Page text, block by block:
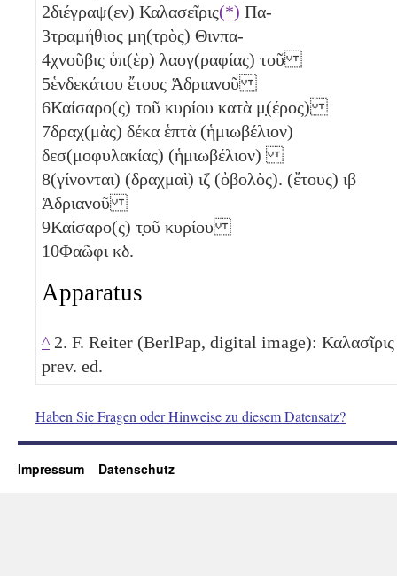
2διέγραψ(εν) Καλασεῖρις(*) Πα-
3τραμήθιος μη(τρὸς) Θινπα-
4χνοῦβις ὑπ(ὲρ) λαογ(ραφίας) τοῦ
5ἑνδεκάτου ἔτους Ἁδριανοῦ
6Καίσαρο(ς) τοῦ κυρίου κατὰ μ̣(έρος)
7δραχ(μὰς) δέκα ἑπτὰ (ἡμιωβέλιον)
δεσ(μοφυλακίας) (ἡμιωβέλιον)
8(γίνονται) (δραχμαὶ) ιζ (ὀβολὸς). (ἔτους) ιβ
Ἁδριανοῦ
9Καίσαρο(ς) τ̣οῦ κυρίου
10Φαῶφι κδ.
Apparatus
^ 2. F. Reiter (BerlPap, digital image): Καλασῖρις
prev. ed.
Haben Sie Fragen oder Hinweise zu diesem Datensatz?
Impressum Datenschutz